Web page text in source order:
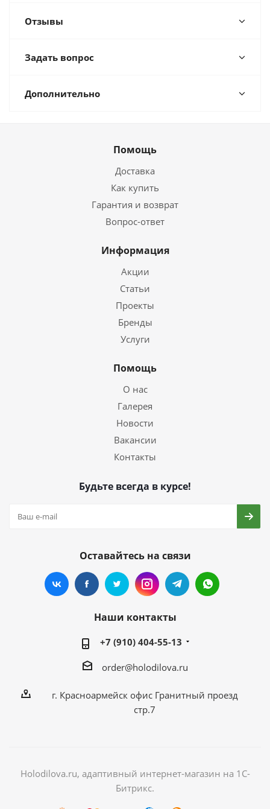
Отзывы
Задать вопрос
Дополнительно
Помощь
Доставка
Как купить
Гарантия и возврат
Вопрос-ответ
Информация
Акции
Статьи
Проекты
Бренды
Услуги
Помощь
О нас
Галерея
Новости
Вакансии
Контакты
Будьте всегда в курсе!
Оставайтесь на связи
Наши контакты
+7 (910) 404-55-13
order@holodilova.ru
г. Красноармейск офис Гранитный проезд
стр.7
Holodilova.ru, адаптивный интернет-магазин на 1С-
Битрикс.